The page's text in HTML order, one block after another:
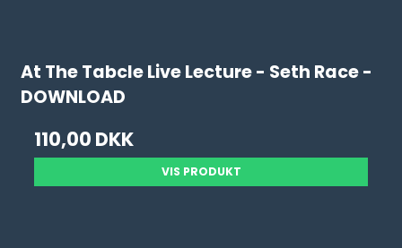
At The Tabcle Live Lecture - Seth Race -
DOWNLOAD
110,00 DKK
VIS PRODUKT